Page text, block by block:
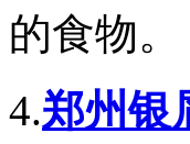
的食物。
4.郑州银